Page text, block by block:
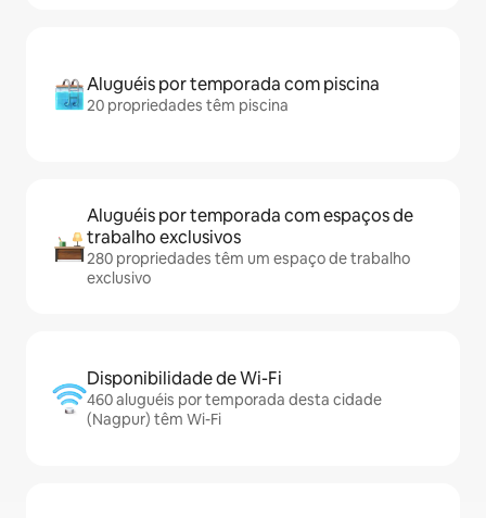
Aluguéis por temporada com piscina
20 propriedades têm piscina
Aluguéis por temporada com espaços de
trabalho exclusivos
280 propriedades têm um espaço de trabalho
exclusivo
Disponibilidade de Wi-Fi
460 aluguéis por temporada desta cidade
(Nagpur) têm Wi-Fi